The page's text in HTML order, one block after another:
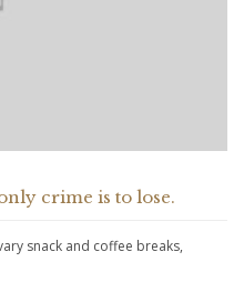
crime is to lose.
snack and coffee breaks,